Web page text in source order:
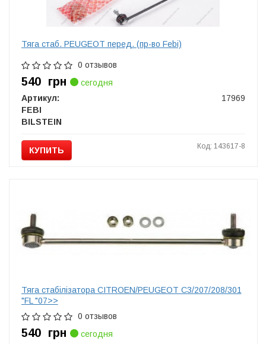
Тяга стаб. PEUGEOT перед. (пр-во Febi)
0 отзывов
540 грн
сегодня
Артикул:
17969
FEBI
BILSTEIN
КУПИТЬ Код: 143617-8
Тяга стабілізатора CITROEN/PEUGEOT C3/207/208/301
"FL "07>>
0 отзывов
540 грн
сегодня